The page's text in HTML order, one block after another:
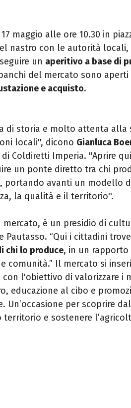
maggio alle ore 10.30 in
nastro con le autorità locali,
un aperitivo a base di
del mercato sono
e acquisto.
di storia e molto attenta alla
locali'', dicono Gianluca
Coldiretti Imperia. ''Aprire
un ponte diretto tra chi
portando avanti un modello
la qualità e il territorio''.
mercato, è un presidio di
“Qui i cittadini
chi lo produce, in un
comunità.” Il mercato si
l'obiettivo di valorizzare i
educazione al cibo e
Un’occasione per scoprire
e sostenere